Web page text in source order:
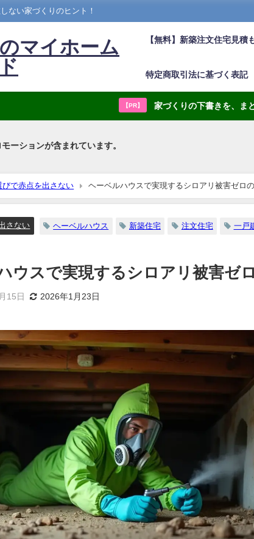
ない家づくりのヒント！
マイホーム
【無料】新築注文住宅見積
特定商取引法に基づく表記
【PR】 家づくりの下書きを、ま
ーションが含まれています。
びで赤点を出さない ヘーベルハウスで実現するシロアリ被害ゼロ
さない ヘーベルハウス 新築住宅 注文住宅 一戸
ウスで実現するシロアリ被害ゼ
15日 2026年1月23日